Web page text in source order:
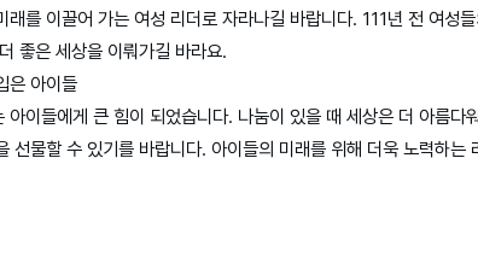
래를 이끌어 가는 여성 리더로 자라나길 바랍니다. 111년 전 여성
좋은 세상을 이뤄가길 바라요.
은 아이들
아이들에게 큰 힘이 되었습니다. 나눔이 있을 때 세상은 더 아름다
선물할 수 있기를 바랍니다. 아이들의 미래를 위해 더욱 노력하는